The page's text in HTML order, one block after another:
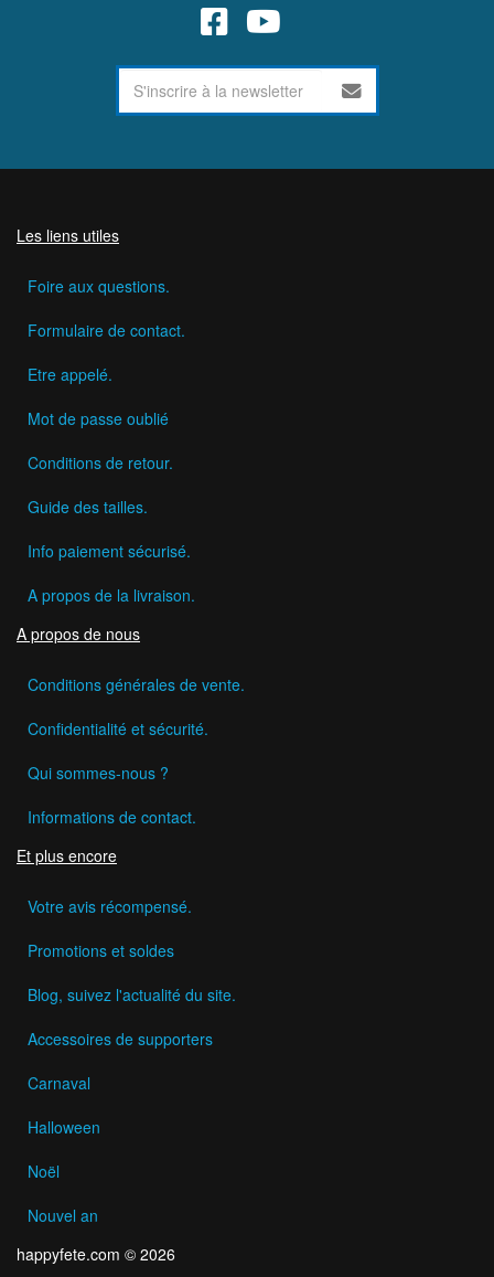
Les liens utiles
Foire aux questions.
Formulaire de contact.
Etre appelé.
Mot de passe oublié
Conditions de retour.
Guide des tailles.
Info paiement sécurisé.
A propos de la livraison.
A propos de nous
Conditions générales de vente.
Confidentialité et sécurité.
Qui sommes-nous ?
Informations de contact.
Et plus encore
Votre avis récompensé.
Promotions et soldes
Blog, suivez l'actualité du site.
Accessoires de supporters
Carnaval
Halloween
Noël
Nouvel an
happyfete.com © 2026